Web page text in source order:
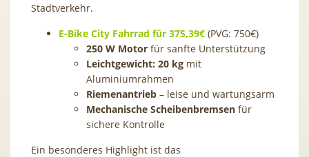
Stadtverkehr.
E-Bike City Fahrrad für 375,39€ (PVG: 750€)
250 W Motor für sanfte Unterstützung
Leichtgewicht: 20 kg mit
Aluminiumrahmen
Riemenantrieb – leise und wartungsarm
Mechanische Scheibenbremsen für
sichere Kontrolle
Ein besonderes Highlight ist das